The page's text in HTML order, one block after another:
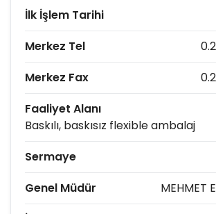
İlk İşlem Tarihi
Merkez Tel
Merkez Fax
Faaliyet Alanı
Baskılı, baskısız flexible ambalaj
Sermaye
Genel Müdür
MEHMET